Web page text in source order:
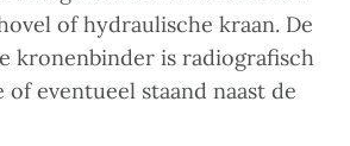
of hydraulische kraan. De
kronenbinder is radiografisch
of eventueel staand naast de